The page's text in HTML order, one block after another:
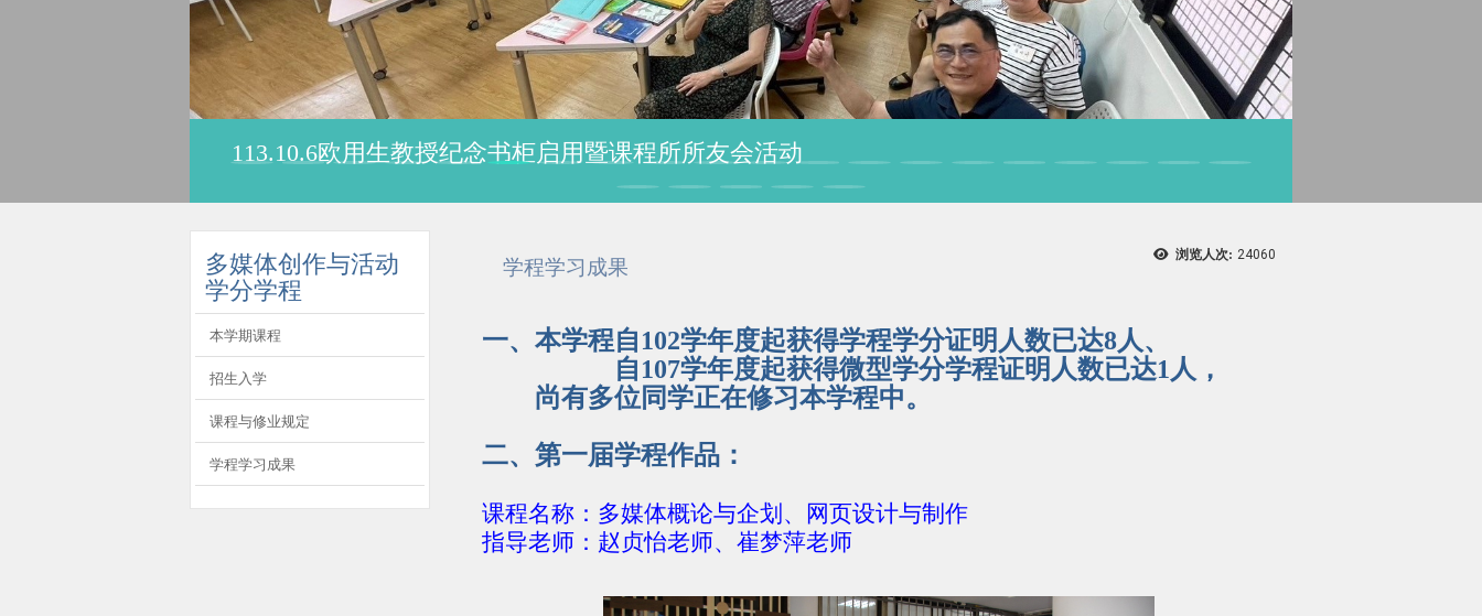
113.10.6欧用生教授纪念书柜启用暨课程所所友会活动
多媒体创作与活动
学分学程
本学期课程
招生入学
课程与修业规定
学程学习成果
浏览人次: 24060
学程学习成果
一、本学程自102学年度起获得学程学分证明人数已达8人、
自107学年度起获得微型学分学程证明人数已达1人，
尚有多位同学正在修习本学程中。
二、第一届学程作品：
课程名称：多媒体概论与企划、网页设计与制作
指导老师：赵贞怡老师、崔梦萍老师